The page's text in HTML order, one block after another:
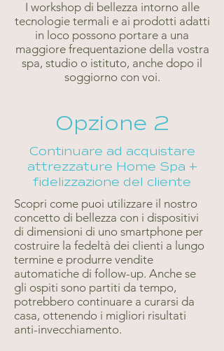
I workshop di bellezza intorno alle
tecnologie termali e ai prodotti adatti
in loco possono portare a una
maggiore frequentazione della vostra
spa, studio o istituto, anche dopo il
soggiorno con voi.
Opzione 2
Continuare ad acquistare
attrezzature Home Spa +
fidelizzazione del cliente
Scopri come puoi utilizzare il nostro
concetto di bellezza con i dispositivi
di dimensioni di uno smartphone per
costruire la fedeltà dei clienti a lungo
termine e produrre vendite
automatiche di follow-up. Anche se
gli ospiti sono partiti da tempo,
potrebbero continuare a curarsi da
casa, ottenendo i migliori risultati
anti-invecchiamento.